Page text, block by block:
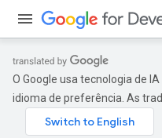
O Google usa tecnologia de
idioma de preferência. As